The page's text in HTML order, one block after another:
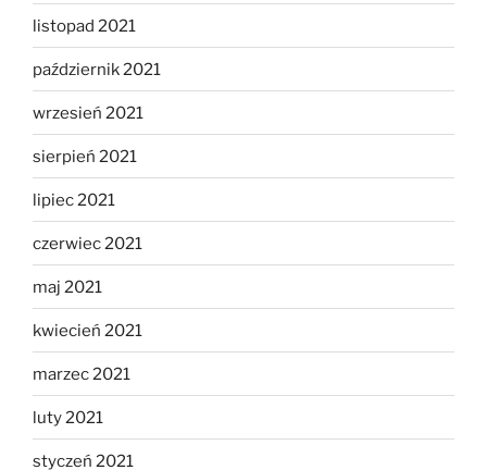
listopad 2021
październik 2021
wrzesień 2021
sierpień 2021
lipiec 2021
czerwiec 2021
maj 2021
kwiecień 2021
marzec 2021
luty 2021
styczeń 2021